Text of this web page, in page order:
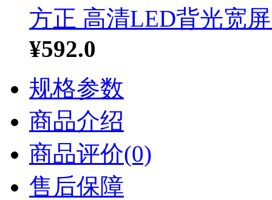
方正 高清LED背光宽
¥592.0
规格参数
商品介绍
商品评价(0)
售后保障